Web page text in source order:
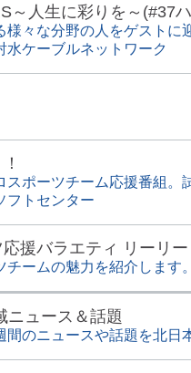
～人生に彩りを～(#37
様々な分野の人をゲストに
水ケーブルネットワーク
スポーツチーム応援番組。
フトセンター
援バラエティ リーリー
チームの魅力を紹介します
ニュース＆話題
間のニュースや話題を北日